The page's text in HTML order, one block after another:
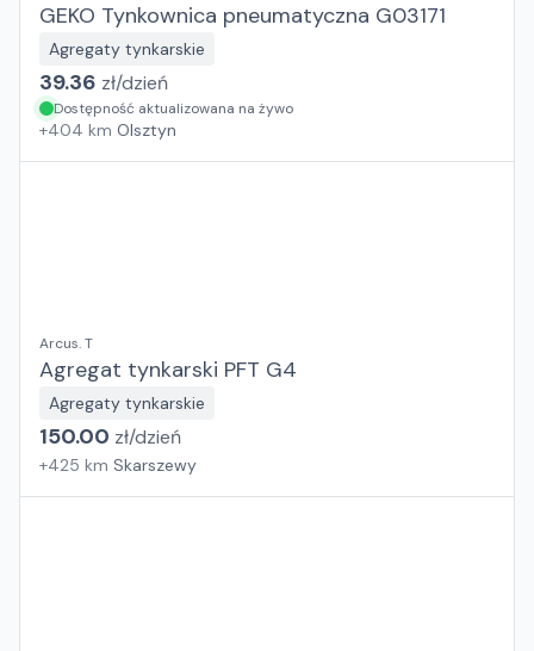
GEKO Tynkownica pneumatyczna G03171
Agregaty tynkarskie
39.36 zł/dzień
Dostępność aktualizowana na żywo
+404 km Olsztyn
Arcus. T
Agregat tynkarski PFT G4
Agregaty tynkarskie
150.00 zł/dzień
+425 km Skarszewy